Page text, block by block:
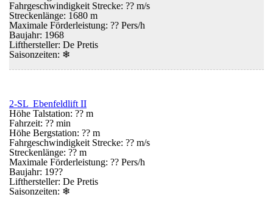
Fahrgeschwindigkeit Strecke: ?? m/s
Streckenlänge: 1680 m
Maximale Förderleistung: ?? Pers/h
Baujahr: 1968
Lifthersteller: De Pretis
Saisonzeiten: ❄
2-SL Ebenfeldlift II
Höhe Talstation: ?? m
Fahrzeit: ?? min
Höhe Bergstation: ?? m
Fahrgeschwindigkeit Strecke: ?? m/s
Streckenlänge: ?? m
Maximale Förderleistung: ?? Pers/h
Baujahr: 19??
Lifthersteller: De Pretis
Saisonzeiten: ❄